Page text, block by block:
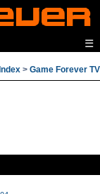
☰
Index > Game Forever TV